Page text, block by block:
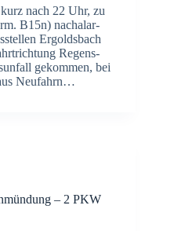
nach 22 Uhr, zu
B15n) nach­alar­
Ergolds­bach
Regens­
gekom­men, bei
Neu­fahrn…
– 2 PKW